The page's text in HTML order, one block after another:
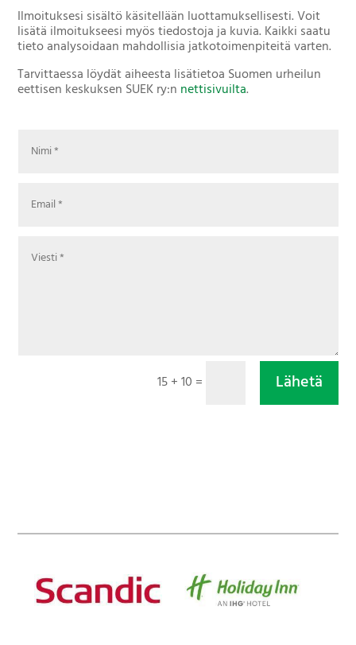
Ilmoituksesi sisältö käsitellään luottamuksellisesti. Voit
lisätä ilmoitukseesi myös tiedostoja ja kuvia. Kaikki saatu
tieto analysoidaan mahdollisia jatkotoimenpiteitä varten.
Tarvittaessa löydät aiheesta lisätietoa Suomen urheilun
eettisen keskuksen SUEK ry:n nettisivuilta.
15 + 10 = Lähetä